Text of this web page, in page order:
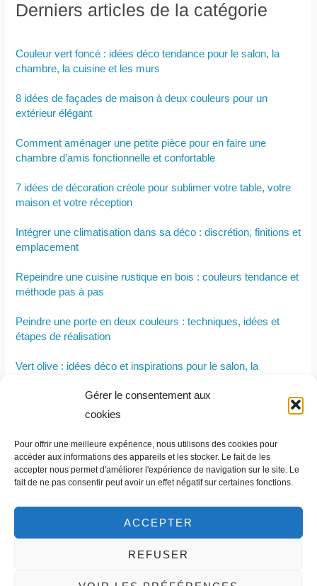
Gérer le consentement aux
cookies
Pour offrir une meilleure expérience, nous utilisons des cookies pour
accéder aux informations des appareils et les stocker. Le fait de les
accepter nous permet d'améliorer l'expérience de navigation sur le site. Le
fait de ne pas consentir peut avoir un effet négatif sur certaines fonctions.
ACCEPTER
REFUSER
Derniers articles de la catégorie
Couleur vert foncé : idées déco tendance pour le salon, la
chambre, la cuisine et les murs
8 idées de façades de maison à deux couleurs pour un
extérieur élégant
Comment aménager une petite pièce pour en faire une
chambre d’amis fonctionnelle et confortable
7 idées de décoration créole pour sublimer votre table, votre
maison et votre réception
Intégrer une climatisation dans sa déco : discrétion, finitions et
emplacement
Repeindre une cuisine rustique en bois : couleurs tendance et
méthode pas à pas
Peindre une porte en deux couleurs : techniques, idées et
étapes de réalisation
Vert olive : idées déco et inspirations pour le salon, la
Table basse relevable : comment choisir le modèle adapté à
Les avantages et inconvénients d’un ventilateur brumisateur